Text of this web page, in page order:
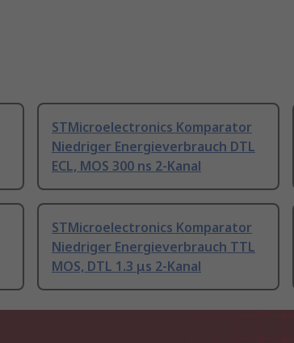
STMicroelectronics Komparator
Niedriger Energieverbrauch DTL
ECL, MOS 300 ns 2-Kanal
STMicroelectronics Komparator
Niedriger Energieverbrauch TTL
MOS, DTL 1.3 μs 2-Kanal